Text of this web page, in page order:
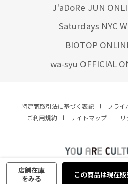
J'aDoRe JUN
Saturdays NYC
BIOTOP
wa-syu OFFICIAL
特定商取引法に基づく表記 プライ
ご利用規約
サイトマップ
YOU ARE CULTURE.
店舗在庫
をみる
この商品は現在